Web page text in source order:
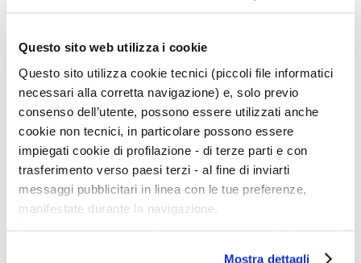
Questo sito web utilizza i cookie
Questo sito utilizza cookie tecnici (piccoli file informatici
necessari alla corretta navigazione) e, solo previo
consenso dell’utente, possono essere utilizzati anche
cookie non tecnici, in particolare possono essere
impiegati cookie di profilazione - di terze parti e con
trasferimento verso paesi terzi - al fine di inviarti
messaggi pubblicitari in linea con le tue preferenze,
manifestate durante la navigazione.
Mostra dettagli
Tipo:
La vita e le opere dei grandi artisti dal Duecento al Novecento.
Art History è la sezione di Artedossier.it dedicata ai grandi artisti del passato
e ai loro capolavori.
Una straordinaria occasione per incontrare i grandi maestri d'arte, conoscere
la loro vita, gli eventi e gli incontri che hanno segnato la loro esistenza.
Twitter